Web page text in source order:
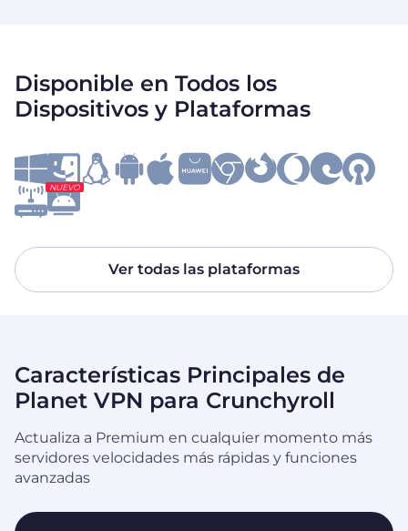
Disponible en Todos los
Dispositivos y Plataformas
NUEVO
Ver todas las plataformas
Características Principales de
Planet VPN para Crunchyroll
Actualiza a Premium en cualquier momento más
servidores velocidades más rápidas y funciones
avanzadas